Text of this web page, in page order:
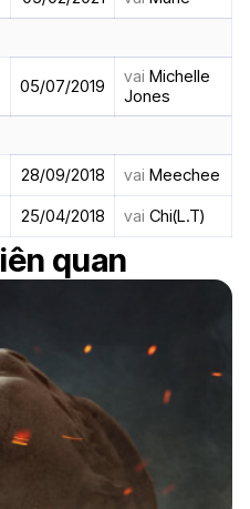
05/07/2019 vai Michelle
Jones
28/09/2018 vai Meechee
25/04/2018 vai Chi(L.T)
quan